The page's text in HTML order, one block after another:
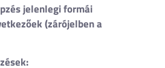
jelenlegi formái
(zárójelben a